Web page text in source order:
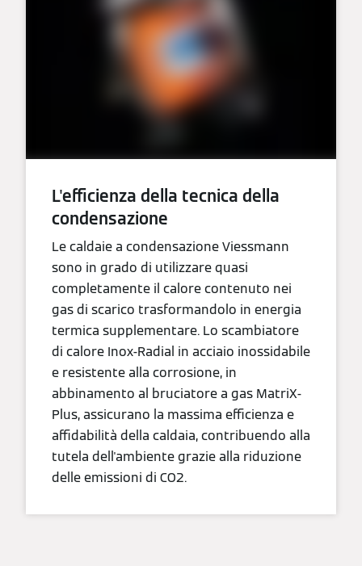
L'efficienza della tecnica della
condensazione
Le caldaie a condensazione Viessmann
sono in grado di utilizzare quasi
completamente il calore contenuto nei
gas di scarico trasformandolo in energia
termica supplementare. Lo scambiatore
di calore Inox-Radial in acciaio inossidabile
e resistente alla corrosione, in
abbinamento al bruciatore a gas MatriX-
Plus, assicurano la massima efficienza e
affidabilità della caldaia, contribuendo alla
tutela dell'ambiente grazie alla riduzione
delle emissioni di CO2.